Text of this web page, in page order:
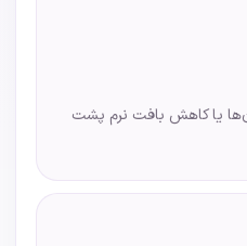
یا کاهش بافت نرم پشت